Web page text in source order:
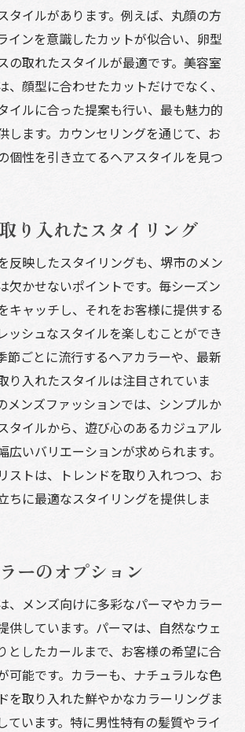
タイルがあります。例えば、丸顔の方
インを意識したカットが似合い、卵型
の取れたスタイルが最適です。美容室
、顔型に合わせたカットだけでなく、
イルに合った提案も行い、最も魅力的
します。カウンセリングを通じて、お
個性を引き立てるヘアスタイルを見つ
り入れたスタイリング
反映したスタイリングも、堺市のメン
欠かせないポイントです。毎シーズン
キャッチし、それをお客様に提供する
ッシュなスタイルを楽しむことができ
節ごとに流行するヘアカラーや、最新
り入れたスタイルは注目されていま
メンズファッションでは、シンプルか
タイルから、遊び心のあるカジュアル
広いバリエーションが求められます。
ストは、トレンドを取り入れつつ、お
ちに最適なスタイリングを提供しま
ーのオプション
、メンズ向けに多彩なパーマやカラー
供しています。パーマは、自然なウェ
としたカールまで、お客様の希望に合
可能です。カラーも、ナチュラルな色
を取り入れた鮮やかなカラーリングま
ています。特に男性特有の髪質やライ